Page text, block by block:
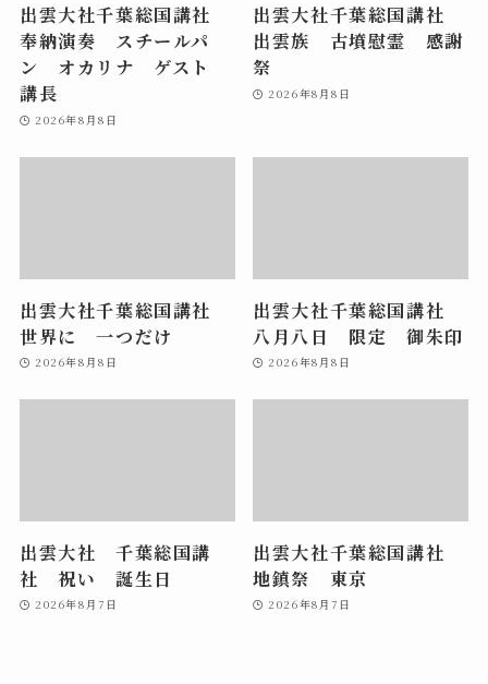
出雲大社千葉総国講社
奉納演奏 スチールパ
ン オカリナ ゲスト
講長
2026年8月8日
出雲大社千葉総国講社
出雲族 古墳慰霊 感謝
祭
2026年8月8日
出雲大社千葉総国講社
世界に 一つだけ
2026年8月8日
出雲大社千葉総国講社
八月八日 限定 御朱印
2026年8月8日
出雲大社 千葉総国講
社 祝い 誕生日
2026年8月7日
出雲大社千葉総国講社
地鎮祭 東京
2026年8月7日